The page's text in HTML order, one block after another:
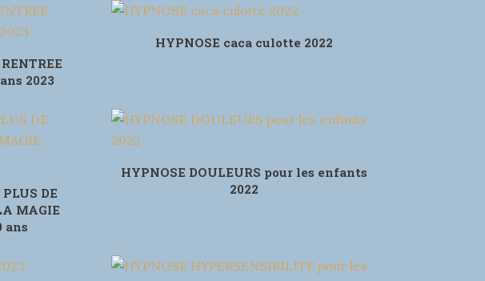
2023
HYPNOSE caca culotte 2022
DE
MAGIE
ans
HYPNOSE DOULEURS pour les enfants
2022